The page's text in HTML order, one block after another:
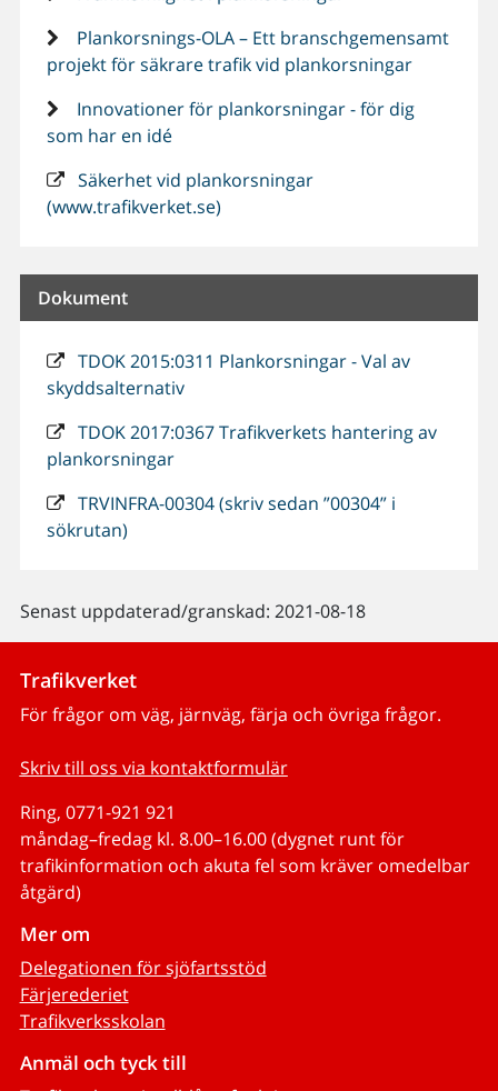
Plankorsnings-OLA – Ett branschgemensamt
projekt för säkrare trafik vid plankorsningar
Innovationer för plankorsningar - för dig
som har en idé
Säkerhet vid plankorsningar
(www.trafikverket.se)
Dokument
TDOK 2015:0311 Plankorsningar - Val av
skyddsalternativ
TDOK 2017:0367 Trafikverkets hantering av
plankorsningar
TRVINFRA-00304 (skriv sedan ”00304” i
sökrutan)
Senast uppdaterad/granskad: 2021-08-18
Trafikverket
För frågor om väg, järnväg, färja och övriga frågor.
Skriv till oss via kontaktformulär
Ring, 0771-921 921
måndag–fredag kl. 8.00–16.00 (dygnet runt för
trafikinformation och akuta fel som kräver omedelbar
åtgärd)
Mer om
Delegationen för sjöfartsstöd
Färjerederiet
Trafikverksskolan
Anmäl och tyck till